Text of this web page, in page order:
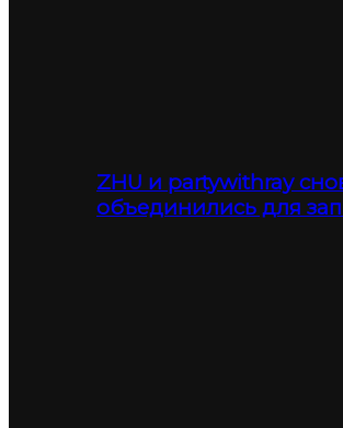
ZHU и partywithray
объединились для